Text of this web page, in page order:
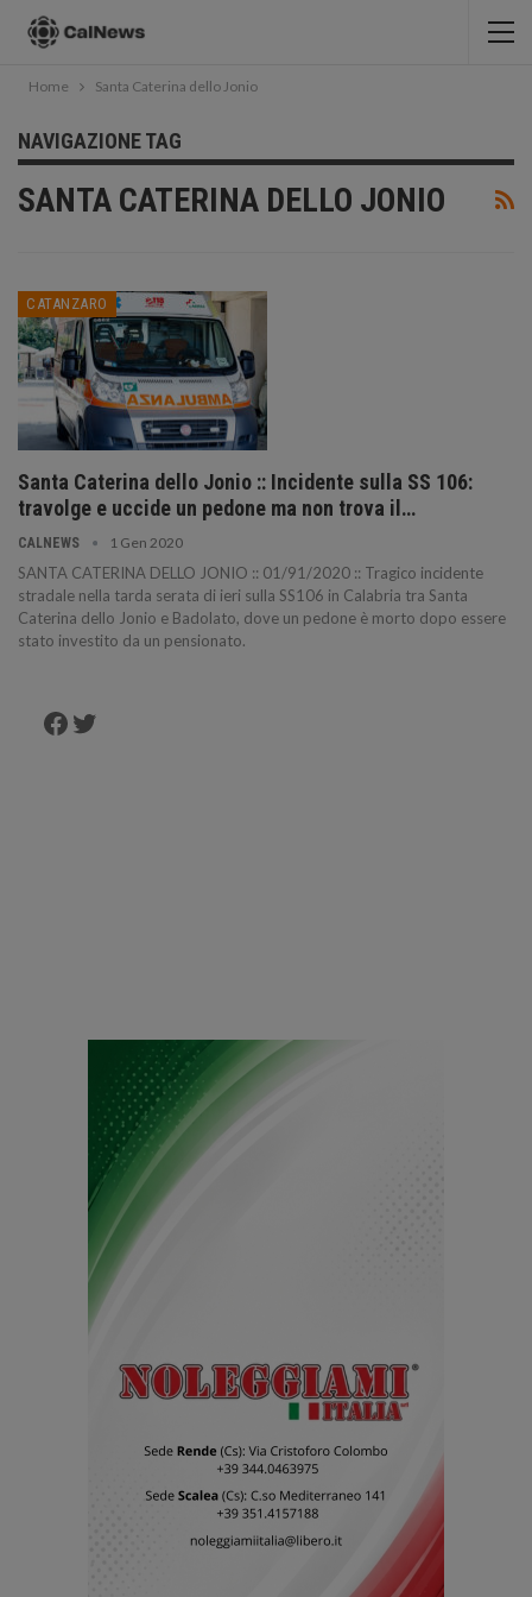
Home Santa Caterina dello Jonio
NAVIGAZIONE TAG
SANTA CATERINA DELLO JONIO
CATANZARO
Santa Caterina dello Jonio :: Incidente sulla SS 106:
travolge e uccide un pedone ma non trova il…
CALNEWS 1 Gen 2020
SANTA CATERINA DELLO JONIO :: 01/91/2020 :: Tragico incidente
stradale nella tarda serata di ieri sulla SS106 in Calabria tra Santa
Caterina dello Jonio e Badolato, dove un pedone è morto dopo essere
stato investito da un pensionato.
Facebook
Twitter